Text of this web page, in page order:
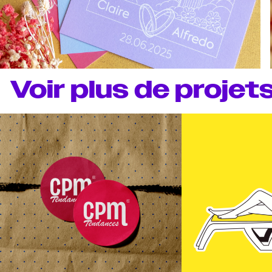
Voir plus de